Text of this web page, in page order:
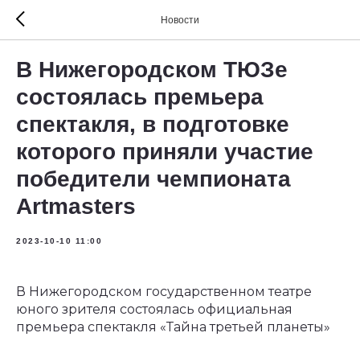
Новости
В Нижегородском ТЮЗе
состоялась премьера
спектакля, в подготовке
которого приняли участие
победители чемпионата
Artmasters
2023-10-10 11:00
В Нижегородском государственном театре
юного зрителя состоялась официальная
премьера спектакля «Тайна третьей планеты»